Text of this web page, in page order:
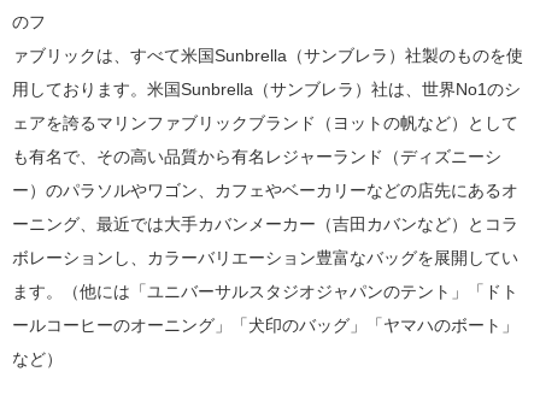
のフ
ァブリックは、すべて米国Sunbrella（サンブレラ）社製のものを使
用しております。米国Sunbrella（サンブレラ）社は、世界No1のシ
ェアを誇るマリンファブリックブランド（ヨットの帆など）として
も有名で、その高い品質から有名レジャーランド（ディズニーシ
ー）のパラソルやワゴン、カフェやベーカリーなどの店先にあるオ
ーニング、最近では大手カバンメーカー（吉田カバンなど）とコラ
ボレーションし、カラーバリエーション豊富なバッグを展開してい
ます。（他には「ユニバーサルスタジオジャパンのテント」「ドト
ールコーヒーのオーニング」「犬印のバッグ」「ヤマハのボート」
など）